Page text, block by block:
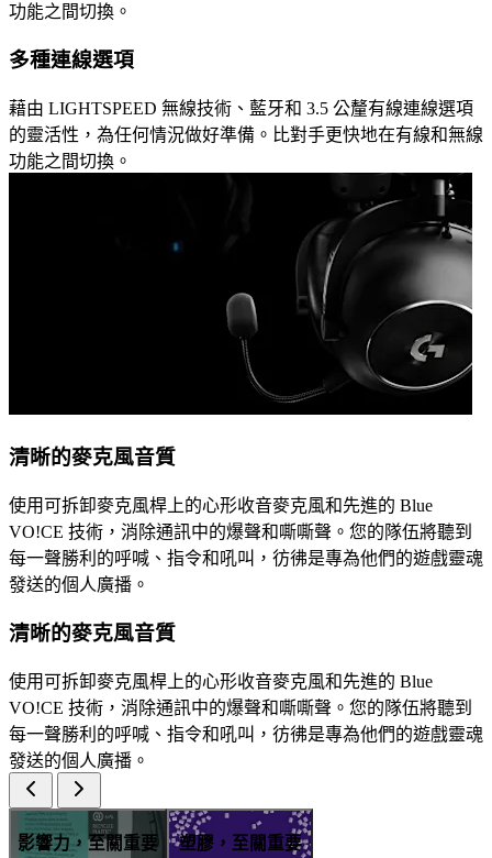
功能之間切換。
多種連線選項
藉由 LIGHTSPEED 無線技術、藍牙和 3.5 公釐有線連線選項
的靈活性，為任何情況做好準備。比對手更快地在有線和無線
功能之間切換。
清晰的麥克風音質
使用可拆卸麥克風桿上的心形收音麥克風和先進的 Blue
VO!CE 技術，消除通訊中的爆聲和嘶嘶聲。您的隊伍將聽到
每一聲勝利的呼喊、指令和吼叫，彷彿是專為他們的遊戲靈魂
發送的個人廣播。
清晰的麥克風音質
使用可拆卸麥克風桿上的心形收音麥克風和先進的 Blue
VO!CE 技術，消除通訊中的爆聲和嘶嘶聲。您的隊伍將聽到
每一聲勝利的呼喊、指令和吼叫，彷彿是專為他們的遊戲靈魂
發送的個人廣播。
影響力，至關重要 塑膠，至關重要